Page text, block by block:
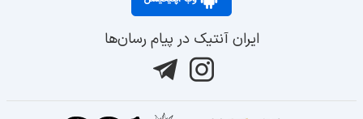
ایران آنتیک در پیام رسان‌ها